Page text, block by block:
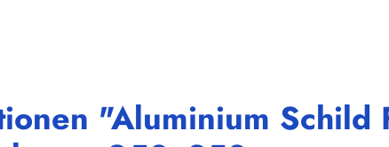
"Aluminium